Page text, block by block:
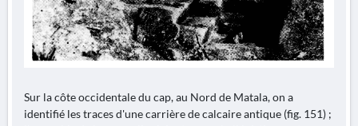
Sur la côte occidentale du cap, au Nord de Matala, on a
identifié les traces d'une carrière de calcaire antique (fig. 151) ;